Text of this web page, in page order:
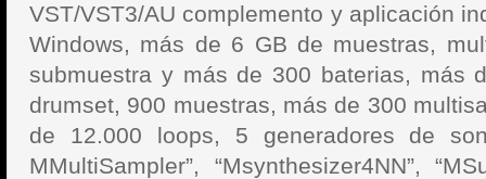
VST/VST3/AU complemento y aplicación
Windows, más de 6 GB de muestras,
submuestra y más de 300 baterias, más
drumset, 900 muestras, más de 300
de 12.000 loops, 5 generadores de
MMultiSampler”, “Msynthesizer4NN”,